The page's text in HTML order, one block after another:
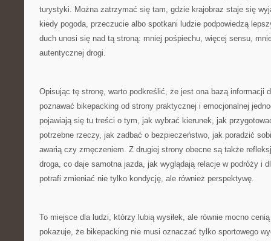
turystyki. Można zatrzymać się tam, gdzie krajobraz staje się
kiedy pogoda, przeczucie albo spotkani ludzie podpowiedzą
duch unosi się nad tą stroną: mniej pośpiechu, więcej sensu,
autentycznej drogi.
Opisując tę stronę, warto podkreślić, że jest ona bazą informacji
poznawać bikepacking od strony praktycznej i emocjonalnej
pojawiają się tu treści o tym, jak wybrać kierunek, jak
potrzebne rzeczy, jak zadbać o bezpieczeństwo, jak poradzić
awarią czy zmęczeniem. Z drugiej strony obecne są także
droga, co daje samotna jazda, jak wyglądają relacje w podróży i
potrafi zmieniać nie tylko kondycję, ale również perspektywę.
To miejsce dla ludzi, którzy lubią wysiłek, ale równie mocno
pokazuje, że bikepacking nie musi oznaczać tylko sportowego